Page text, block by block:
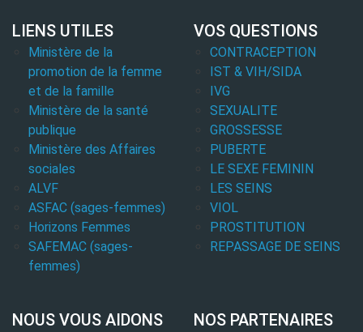
LIENS UTILES
Ministère de la
promotion de la femme
et de la famille
Ministère de la santé
publique
Ministère des Affaires
sociales
ALVF
ASFAC (sages-femmes)
Horizons Femmes
SAFEMAC (sages-
femmes)
VOS QUESTIONS
CONTRACEPTION
IST & VIH/SIDA
IVG
SEXUALITE
GROSSESSE
PUBERTE
LE SEXE FEMININ
LES SEINS
VIOL
PROSTITUTION
REPASSAGE DE SEINS
NOUS VOUS AIDONS NOS PARTENAIRES